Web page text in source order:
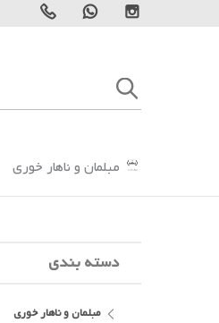
مبلمان و ناهار خوری
دسته بندی
مبلمان و ناهار خوری